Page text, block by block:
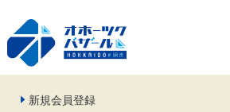
新規会員登録